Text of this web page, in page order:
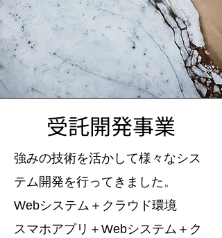
受託開発事業
強みの技術を活かして様々なシス
テム開発を行ってきました。
Webシステム＋クラウド環境
スマホアプリ＋Webシステム＋ク